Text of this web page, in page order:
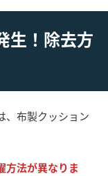
生！除去方
、布製クッション
方法が異なりま